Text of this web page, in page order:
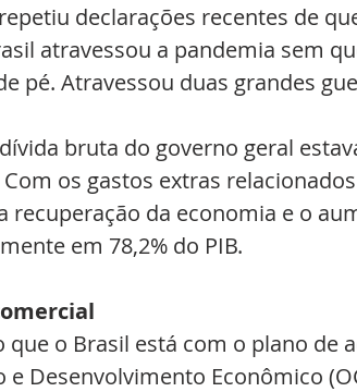
declarações recentes de
atravessou a pandemia sem
pé. Atravessou duas grandes
dívida bruta do governo geral
Com os gastos extras
recuperação da economia e o
em 78,2% do PIB.
que o Brasil está com o plano de
e Desenvolvimento Econômico